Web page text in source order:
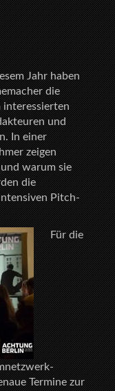
Jahr haben
die
interessierten
und
In einer
zeigen
warum sie
die
Pitch-
Für die
Termine zur